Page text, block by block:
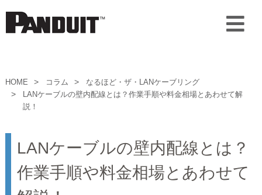
HOME コラム
なるほど・ザ・LANケーブリング
LANケーブルの壁内配線とは？作業手順や料金相場とあわせて解
説！
LANケーブルの壁内配線とは？
作業手順や料金相場とあわせて